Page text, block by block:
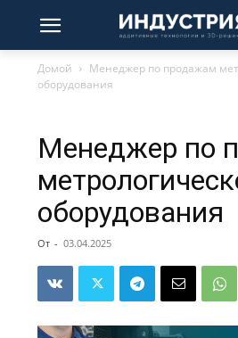
Домой
Менеджер по продажам
оборудования
Менеджер по
оборудования
От - 03.04.2025